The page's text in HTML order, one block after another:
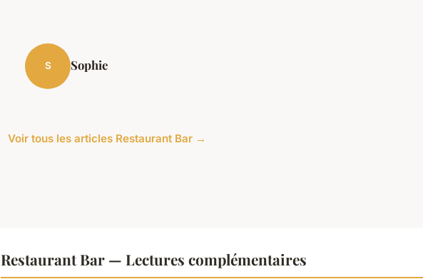
S Sophie
Voir tous les articles Restaurant Bar →
Restaurant Bar — Lectures complémentaires